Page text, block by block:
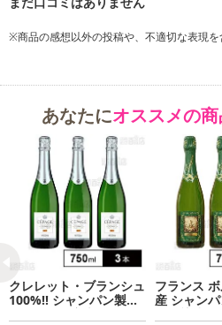
※商品の感想以外の投稿や、不適切な表現
あなたにオススメの
クレレット・ブランシュ
100%!! シャンパン製法
のフランス産本格スパー
フランス
産 シャン
か月熟成ス